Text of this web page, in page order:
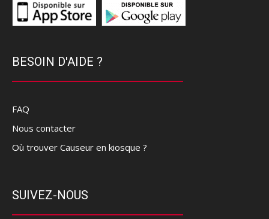
BESOIN D'AIDE ?
FAQ
Nous contacter
Où trouver Causeur en kiosque ?
SUIVEZ-NOUS